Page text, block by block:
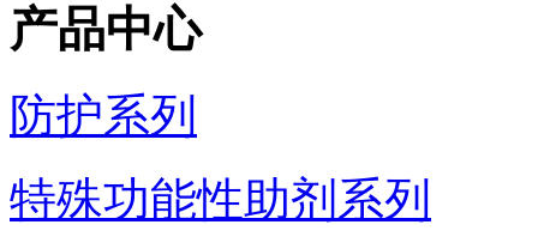
产品中心
防护系列
特殊功能性助剂系列